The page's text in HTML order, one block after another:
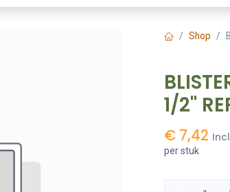
Shop
1/2"
€ 7,42
per stuk